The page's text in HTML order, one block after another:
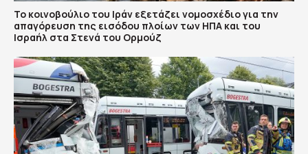
To κοινοβούλιο του Ιράν εξετάζει νομοσχέδιο για την
απαγόρευση της εισόδου πλοίων των ΗΠΑ και του
Ισραήλ στα Στενά του Ορμούζ